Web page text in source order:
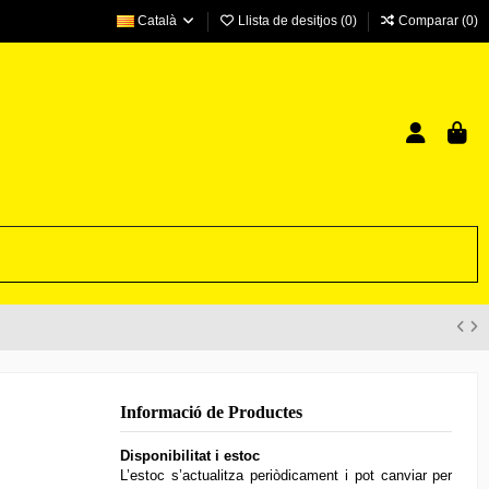
Català Llista de desitjos (0) Comparar (0)
Informació de Productes
Disponibilitat i estoc
L’estoc s’actualitza periòdicament i pot canviar per